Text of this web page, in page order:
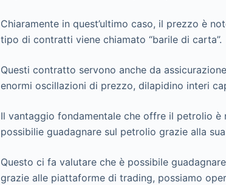
Chiaramente in quest’ultimo caso, il prezzo è
tipo di contratti viene chiamato “barile di carta”.
Questi contratto servono anche da
enormi oscillazioni di prezzo, dilapidino interi
Il vantaggio fondamentale che offre il petrolio
possibilie guadagnare sul petrolio grazie alla
Questo ci fa valutare che è possibile
grazie alle piattaforme di trading, possiamo